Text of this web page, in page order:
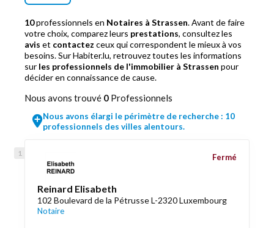
10professionnels en Notaires à Strassen. Avant de faire
votre choix, comparez leurs prestations, consultez les
avis et contactez ceux qui correspondent le mieux à vos
besoins. Sur Habiter.lu, retrouvez toutes les informations
sur les professionnels de l'immobilier à Strassen pour
décider en connaissance de cause.
Nous avons trouvé 0 Professionnels
Nous avons élargi le périmètre de recherche : 10
professionnels des villes alentours.
Reinard Elisabeth
102 Boulevard de la Pétrusse L-2320 Luxembourg
Notaire
Fermé